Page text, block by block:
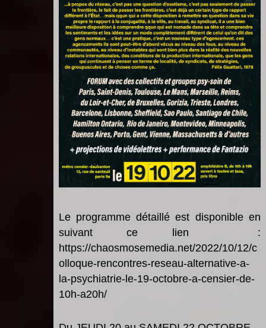
Le programme détaillé est disponible en
suivant ce lien :
https://chaosmosemedia.net/2022/10/12/c
olloque-rencontres-reseau-alternative-a-
la-psychiatrie-le-19-octobre-a-censier-de-
10h-a20h/